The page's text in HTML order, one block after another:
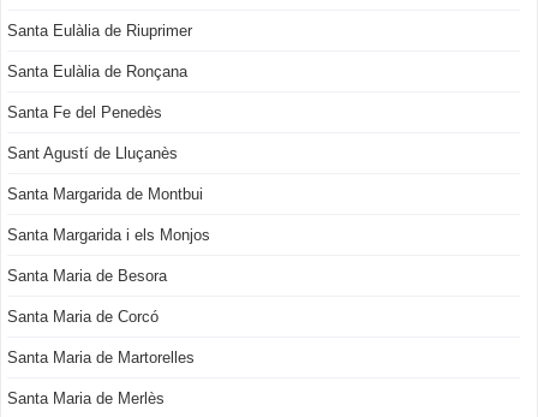
Santa Eulàlia de Riuprimer
Santa Eulàlia de Ronçana
Santa Fe del Penedès
Sant Agustí de Lluçanès
Santa Margarida de Montbui
Santa Margarida i els Monjos
Santa Maria de Besora
Santa Maria de Corcó
Santa Maria de Martorelles
Santa Maria de Merlès